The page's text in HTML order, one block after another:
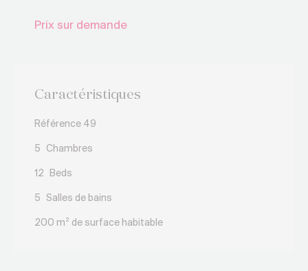
Caractéristiques
Référence 49
5 Chambres
12 Beds
5 Salles de bains
200 m² de surface habitable
Prix sur demande